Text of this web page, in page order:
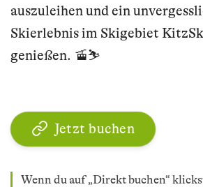
auszuleihen und ein
Skierlebnis im Skigebiet
genießen. 🚡⛷️
Jetzt buchen
Wenn du auf „Direkt buchen“